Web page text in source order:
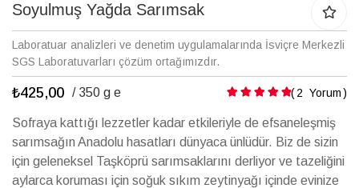
galerisinin
atla
Soyulmuş Yağda Sarımsak
Laboratuar analizleri ve denetim uygulamalarında İsviçre Merkezli
SGS Laboratuvarları çözüm ortağımızdır.
₺425,00 / 350 g e Puanlama: 2 Yorum
Sofraya kattığı lezzetler kadar etkileriyle de efsaneleşmiş
sarımsağın Anadolu hasatları dünyaca ünlüdür. Biz de sizin
için geleneksel Taşköprü sarımsaklarını derliyor ve tazeliğini
aylarca koruması için soğuk sıkım zeytinyağı içinde evinize